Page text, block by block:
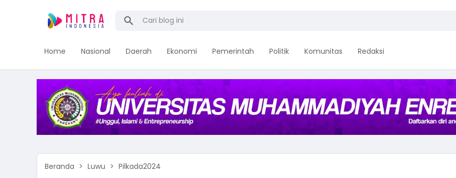
Home Nasional Daerah Ekonomi Pemerintah Politik Komunitas Redaksi
Beranda Luwu Pilkada2024